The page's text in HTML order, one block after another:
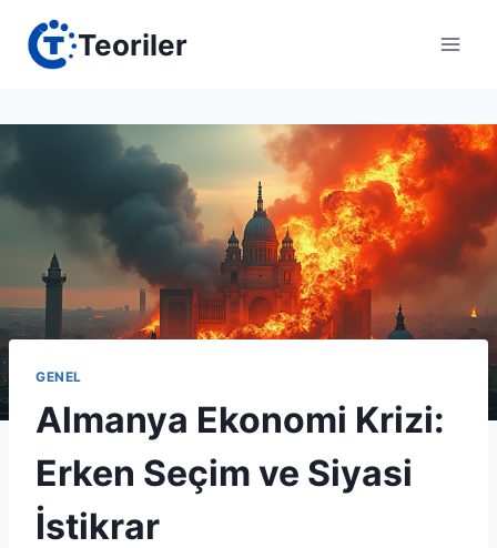
content
Teoriler
GENEL
Almanya Ekonomi Krizi:
Erken Seçim ve Siyasi
İstikrar